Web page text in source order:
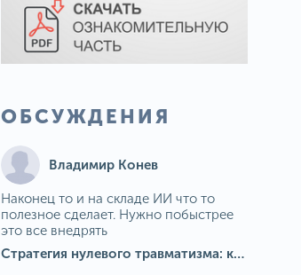
ОБСУЖДЕНИЯ
Владимир Конев
Наконец то и на складе ИИ что то
полезное сделает. Нужно побыстрее
это все внедрять
Стратегия нулевого травматизма: как ИИ-камеры Camkord снижают риск наезда на пешехода при работе на погрузчике